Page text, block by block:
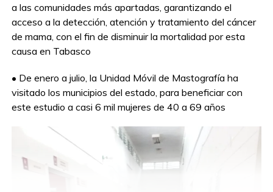
a las comunidades más apartadas, garantizando el
acceso a la detección, atención y tratamiento del cáncer
de mama, con el fin de disminuir la mortalidad por esta
causa en Tabasco
• De enero a julio, la Unidad Móvil de Mastografía ha
visitado los municipios del estado, para beneficiar con
este estudio a casi 6 mil mujeres de 40 a 69 años